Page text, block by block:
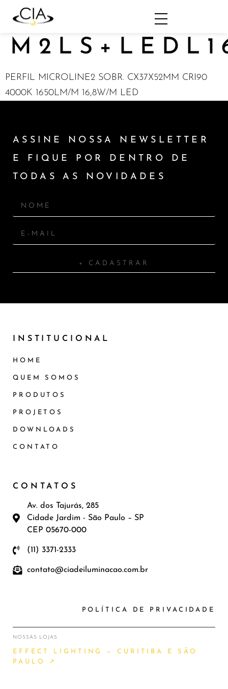
PERFIL MICROLINE2 SOBR. CX37X52MM CRI90
4000K 1650LM/M 16,8W/M LED
ASSINE NOSSA NEWSLETTER
E FIQUE POR DENTRO DE
TODAS AS NOVIDADES
+ CADASTRAR
INSTITUCIONAL
HOME
QUEM SOMOS
PRODUTOS
PROJETOS
DOWNLOADS
CONTATO
CONTATOS
Av. dos Tajurás, 285
Cidade Jardim - São Paulo – SP
CEP 05670-000
(11) 3371-2333
contato@ciadeiluminacao.com.br
POLÍTICA DE PRIVACIDADE
NOSSAS LOJAS
EFFECT LIGHTING — CURITIBA E SÃO
PAULO ↗